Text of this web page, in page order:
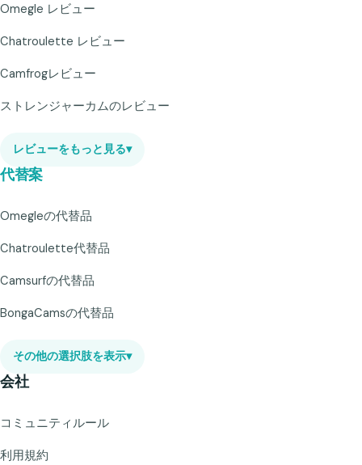
Omegle レビュー
Chatroulette レビュー
Camfrogレビュー
ストレンジャーカムのレビュー
レビューをもっと見る▾
代替案
Omegleの代替品
Chatroulette代替品
Camsurfの代替品
BongaCamsの代替品
その他の選択肢を表示▾
会社
コミュニティルール
利用規約